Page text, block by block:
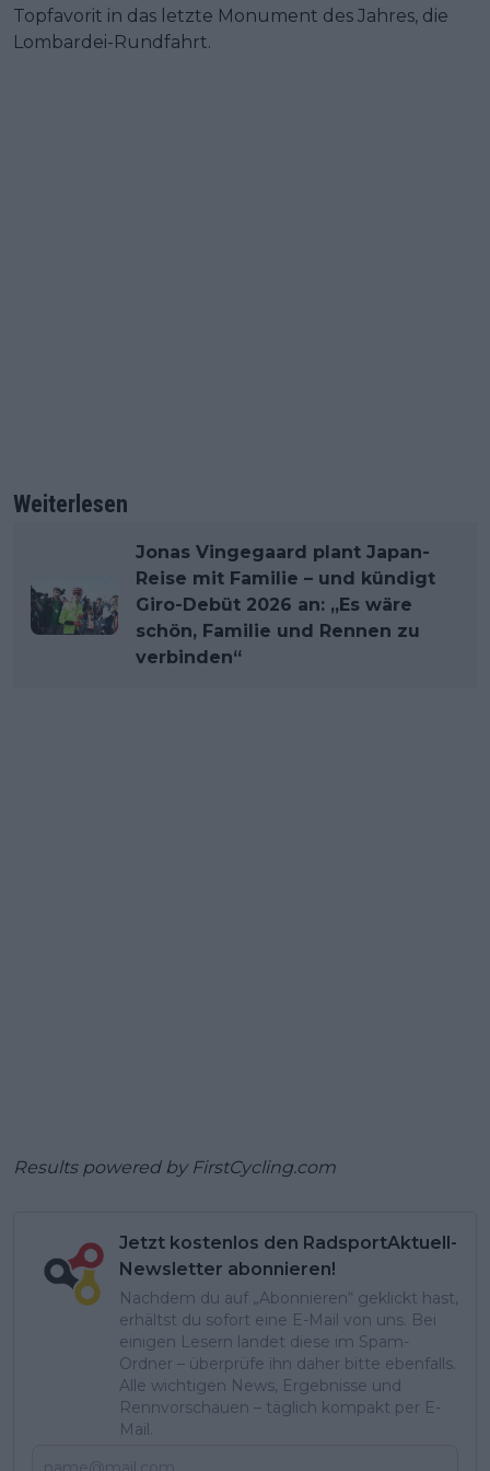
Topfavorit in das letzte Monument des Jahres, die
Lombardei-Rundfahrt.
Weiterlesen
Jonas Vingegaard plant Japan-
Reise mit Familie – und kündigt
Giro-Debüt 2026 an: „Es wäre
schön, Familie und Rennen zu
verbinden“
Results powered by FirstCycling.com
Jetzt kostenlos den RadsportAktuell-
Newsletter abonnieren!
Nachdem du auf „Abonnieren“ geklickt hast,
erhältst du sofort eine E-Mail von uns. Bei
einigen Lesern landet diese im Spam-
Ordner – überprüfe ihn daher bitte ebenfalls.
Alle wichtigen News, Ergebnisse und
Rennvorschauen – täglich kompakt per E-
Mail.